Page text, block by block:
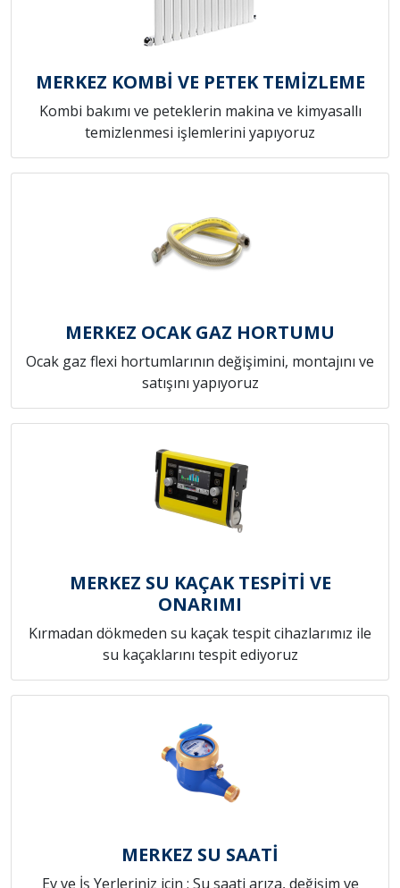
MERKEZ KOMBİ VE PETEK TEMİZLEME
Kombi bakımı ve peteklerin makina ve kimyasallı
temizlenmesi işlemlerini yapıyoruz
MERKEZ OCAK GAZ HORTUMU
Ocak gaz flexi hortumlarının değişimini, montajını ve
satışını yapıyoruz
MERKEZ SU KAÇAK TESPİTİ VE
ONARIMI
Kırmadan dökmeden su kaçak tespit cihazlarımız ile
su kaçaklarını tespit ediyoruz
MERKEZ SU SAATİ
Ev ve İş Yerleriniz için ; Su saati arıza, değişim ve